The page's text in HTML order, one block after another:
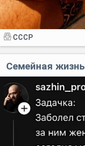
СССР
Семейная жизнь